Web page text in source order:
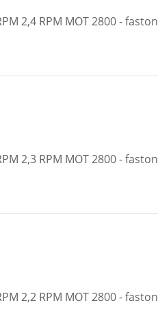
2,4 RPM MOT 2800 - faston
2,3 RPM MOT 2800 - faston
2,2 RPM MOT 2800 - faston